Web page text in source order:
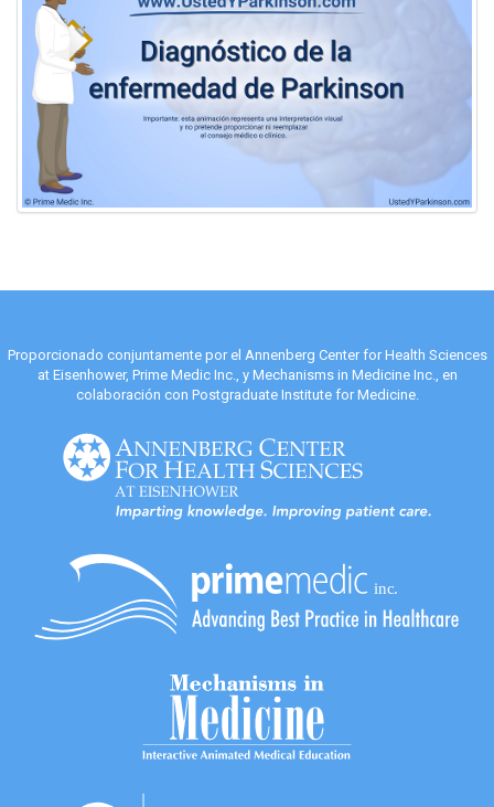
Proporcionado conjuntamente por el Annenberg Center for Health Sciences
at Eisenhower, Prime Medic Inc., y Mechanisms in Medicine Inc., en
colaboración con Postgraduate Institute for Medicine.